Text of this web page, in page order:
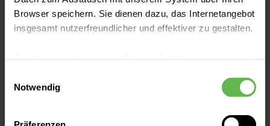
Browser speichern. Sie dienen dazu, das Internetangebot
insgesamt nutzerfreundlicher und effektiver zu gestalten.
eingesetzt werden.
Es steht Ihnen frei, unsere Seite mit nur den notwendigen
Notwendig